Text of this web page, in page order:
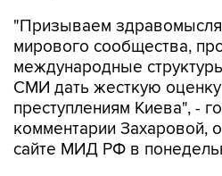
"Призываем
мирового сообщества,
международные
СМИ дать жесткую
преступлениям Киева", -
комментарии Захаровой,
сайте МИД РФ в